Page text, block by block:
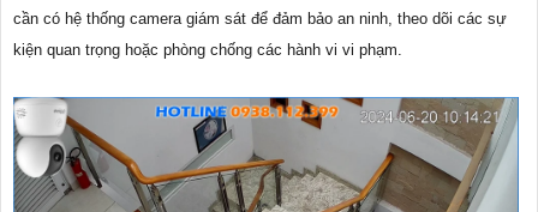
cần có hệ thống camera giám sát để đảm bảo an ninh, theo dõi các sự
kiện quan trọng hoặc phòng chống các hành vi vi phạm.